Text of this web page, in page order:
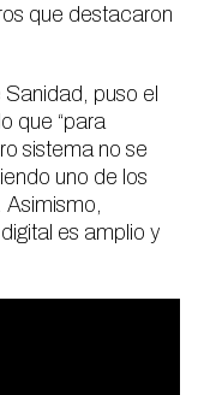
que destacaron
puso el
que “para
sistema no se
uno de los
es amplio y